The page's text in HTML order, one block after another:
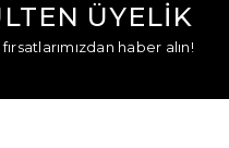
ÜYELİK
haber alın!